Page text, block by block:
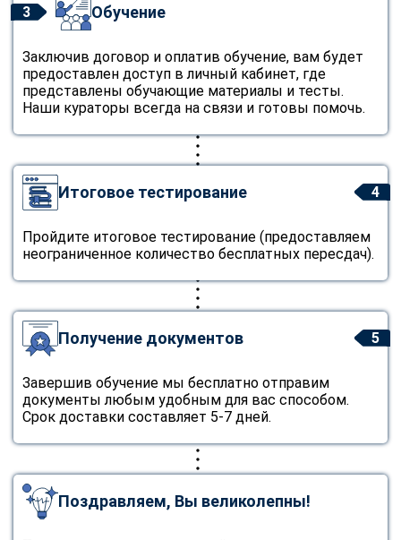
3 Обучение
Заключив договор и оплатив обучение, вам будет
предоставлен доступ в личный кабинет, где
представлены обучающие материалы и тесты.
Наши кураторы всегда на связи и готовы помочь.
4
Итоговое тестирование
Пройдите итоговое тестирование (предоставляем
неограниченное количество бесплатных пересдач).
5
Получение документов
Завершив обучение мы бесплатно отправим
документы любым удобным для вас способом.
Срок доставки составляет 5-7 дней.
Поздравляем, Вы великолепны!